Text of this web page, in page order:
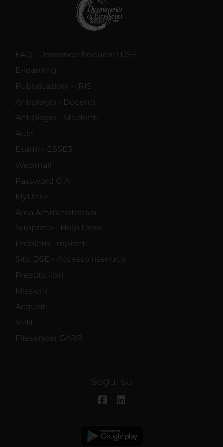
FAQ - Domande frequenti DSE
E-learning
Pubblicazioni - IRIS
Antiplagio - Docenti
Antiplagio - Studenti
Aule
Esami - ESSE3
Webmail
Password GIA
MyUnivr
Area Amministrativa
Supporto - Help Desk
Problemi Impianti
Sito DSE - Accesso riservato
Prestito libri
Missioni
Acquisti
VPN
Filesender GARR
Segui su